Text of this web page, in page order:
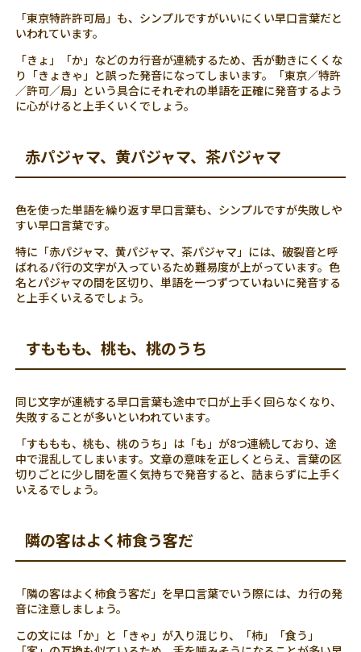
「東京特許許可局」も、シンプルですがいいにくい早口言葉だと
いわれています。
「きょ」「か」などのカ行音が連続するため、舌が動きにくくな
り「きょきゃ」と誤った発音になってしまいます。「東京／特許
／許可／局」という具合にそれぞれの単語を正確に発音するよう
に心がけると上手くいくでしょう。
赤パジャマ、黄パジャマ、茶パジャマ
色を使った単語を繰り返す早口言葉も、シンプルですが失敗しや
すい早口言葉です。
特に「赤パジャマ、黄パジャマ、茶パジャマ」には、破裂音と呼
ばれるパ行の文字が入っているため難易度が上がっています。色
名とパジャマの間を区切り、単語を一つずつていねいに発音する
と上手くいえるでしょう。
すももも、桃も、桃のうち
同じ文字が連続する早口言葉も途中で口が上手く回らなくなり、
失敗することが多いといわれています。
「すももも、桃も、桃のうち」は「も」が8つ連続しており、途
中で混乱してしまいます。文章の意味を正しくとらえ、言葉の区
切りごとに少し間を置く気持ちで発音すると、詰まらずに上手く
いえるでしょう。
隣の客はよく柿食う客だ
「隣の客はよく柿食う客だ」を早口言葉でいう際には、カ行の発
音に注意しましょう。
この文には「か」と「きゃ」が入り混じり、「柿」「食う」